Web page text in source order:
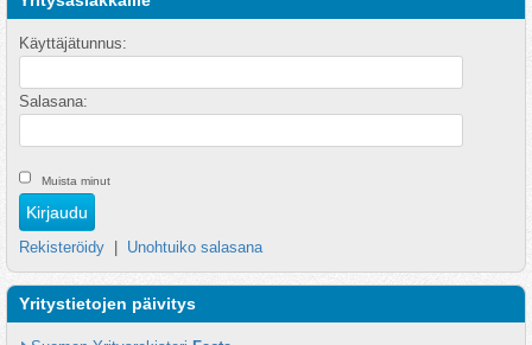
Käyttäjätunnus:
Salasana:
Muista minut
Rekisteröidy Unohtuiko salasana
Yritystietojen päivitys